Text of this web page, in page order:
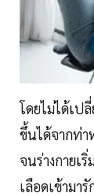
โดยไม่ได้เป
ขึ้นได้จากท่า
จนร่างกายเ
เลือดเข้ามา